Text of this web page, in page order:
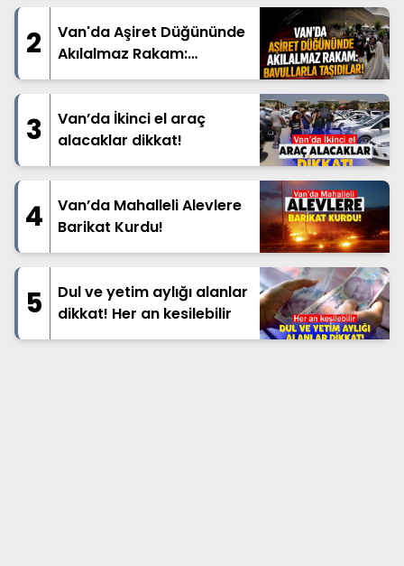
2
Van'da Aşiret Düğününde
Akılalmaz Rakam:
Bavullarla Taşıdılar!
3
Van’da İkinci el araç
alacaklar dikkat!
4
Van’da Mahalleli Alevlere
Barikat Kurdu!
5
Dul ve yetim aylığı alanlar
dikkat! Her an kesilebilir